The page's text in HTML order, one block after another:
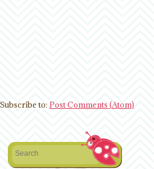
Subscribe to: Post Comments (Atom)